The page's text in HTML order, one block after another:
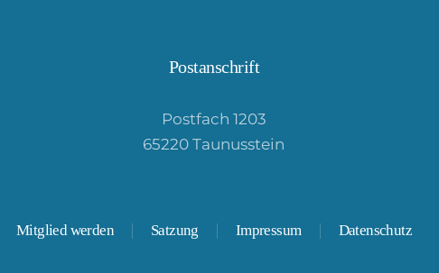
Postanschrift
Postfach 1203
65220 Taunusstein
Mitglied werden Satzung Impressum Datenschutz